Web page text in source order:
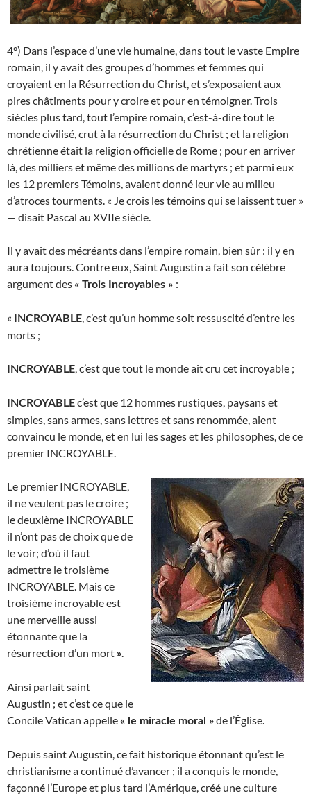
4°) Dans l’espace d’une vie humaine, dans tout le vaste Empire
romain, il y avait des groupes d’hommes et femmes qui
croyaient en la Résurrection du Christ, et s’exposaient aux
pires châtiments pour y croire et pour en témoigner. Trois
siècles plus tard, tout l’empire romain, c’est-à-dire tout le
monde civilisé, crut à la résurrection du Christ ; et la religion
chrétienne était la religion officielle de Rome ; pour en arriver
là, des milliers et même des millions de martyrs ; et parmi eux
les 12 premiers Témoins, avaient donné leur vie au milieu
d’atroces tourments. « Je crois les témoins qui se laissent tuer »
— disait Pascal au XVIIe siècle.
Il y avait des mécréants dans l’empire romain, bien sûr : il y en
aura toujours. Contre eux, Saint Augustin a fait son célèbre
argument des« Trois Incroyables » :
« INCROYABLE, c’est qu’un homme soit ressuscité d’entre les
morts ;
INCROYABLE, c’est que tout le monde ait cru cet incroyable ;
INCROYABLEc’est que 12 hommes rustiques, paysans et
simples, sans armes, sans lettres et sans renommée, aient
convaincu le monde, et en lui les sages et les philosophes, de ce
premier INCROYABLE.
Le premier INCROYABLE,
il ne veulent pas le croire ;
le deuxième INCROYABLE
il n’ont pas de choix que de
le voir; d’où il faut
admettre le troisième
INCROYABLE. Mais ce
troisième incroyable est
une merveille aussi
étonnante que la
résurrection d’un mort ».
Ainsi parlait saint
Augustin ; et c’est ce que le
Concile Vatican appelle« le miracle moral »de l’Église.
Depuis saint Augustin, ce fait historique étonnant qu’est le
christianisme a continué d’avancer ; il a conquis le monde,
façonné l’Europe et plus tard l’Amérique, créé une culture